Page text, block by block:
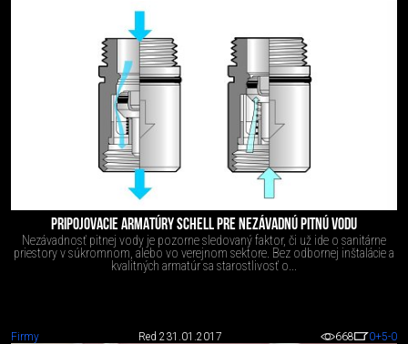
PRIPOJOVACIE ARMATÚRY SCHELL PRE NEZÁVADNÚ PITNÚ VODU
Nezávadnosť pitnej vody je pozorne sledovaný faktor, či už ide o sanitárne
priestory v súkromnom, alebo vo verejnom sektore. Bez odbornej inštalácie a
kvalitných armatúr sa starostlivosť o...
Firmy Red 231.01.2017 668 0+5-0